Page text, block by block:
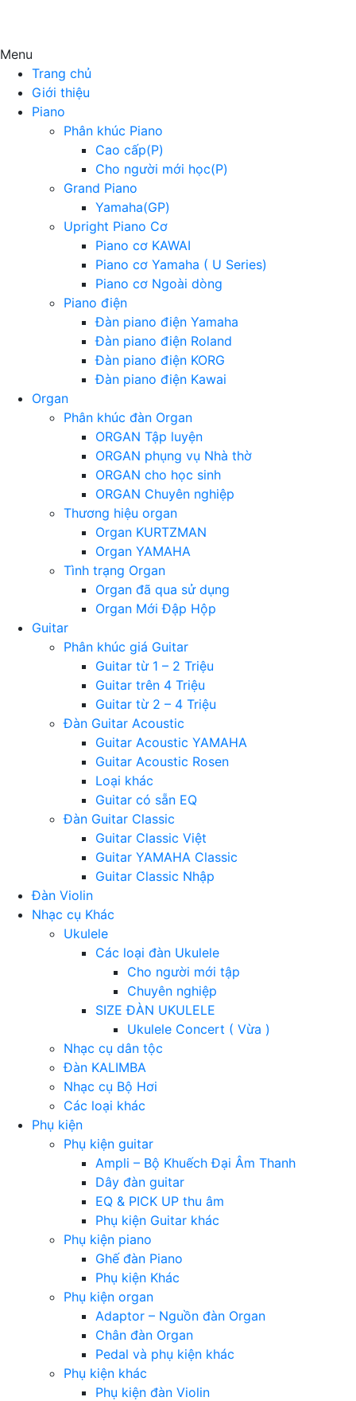
Menu
Trang chủ
Giới thiệu
Piano
Phân khúc Piano
Cao cấp(P)
Cho người mới học(P)
Grand Piano
Yamaha(GP)
Upright Piano Cơ
Piano cơ KAWAI
Piano cơ Yamaha ( U Series)
Piano cơ Ngoài dòng
Piano điện
Đàn piano điện Yamaha
Đàn piano điện Roland
Đàn piano điện KORG
Đàn piano điện Kawai
Organ
Phân khúc đàn Organ
ORGAN Tập luyện
ORGAN phụng vụ Nhà thờ
ORGAN cho học sinh
ORGAN Chuyên nghiệp
Thương hiệu organ
Organ KURTZMAN
Organ YAMAHA
Tình trạng Organ
Organ đã qua sử dụng
Organ Mới Đập Hộp
Guitar
Phân khúc giá Guitar
Guitar từ 1 – 2 Triệu
Guitar trên 4 Triệu
Guitar từ 2 – 4 Triệu
Đàn Guitar Acoustic
Guitar Acoustic YAMAHA
Guitar Acoustic Rosen
Loại khác
Guitar có sẵn EQ
Đàn Guitar Classic
Guitar Classic Việt
Guitar YAMAHA Classic
Guitar Classic Nhập
Đàn Violin
Nhạc cụ Khác
Ukulele
Các loại đàn Ukulele
Cho người mới tập
Chuyên nghiệp
SIZE ĐÀN UKULELE
Ukulele Concert ( Vừa )
Nhạc cụ dân tộc
Đàn KALIMBA
Nhạc cụ Bộ Hơi
Các loại khác
Phụ kiện
Phụ kiện guitar
Ampli – Bộ Khuếch Đại Âm Thanh
Dây đàn guitar
EQ & PICK UP thu âm
Phụ kiện Guitar khác
Phụ kiện piano
Ghế đàn Piano
Phụ kiện Khác
Phụ kiện organ
Adaptor – Nguồn đàn Organ
Chân đàn Organ
Pedal và phụ kiện khác
Phụ kiện khác
Phụ kiện đàn Violin